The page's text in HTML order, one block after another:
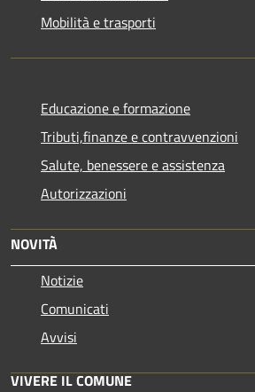
Mobilità e trasporti
Educazione e formazione
Tributi,finanze e contravvenzioni
Salute, benessere e assistenza
Autorizzazioni
NOVITÀ
Notizie
Comunicati
Avvisi
VIVERE IL COMUNE